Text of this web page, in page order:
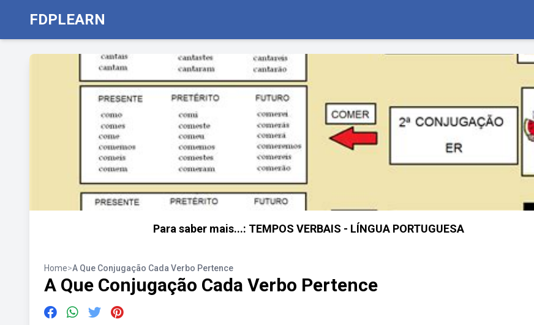
FDPLEARN
Para saber mais...: TEMPOS VERBAIS - LÍNGUA PORTUGUESA
Home>A Que Conjugação Cada Verbo Pertence
A Que Conjugação Cada Verbo Pertence